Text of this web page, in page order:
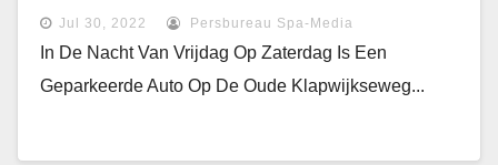
Pijnacker
Jul 30, 2022 Persbureau Spa-Media
In De Nacht Van Vrijdag Op Zaterdag Is Een
Geparkeerde Auto Op De Oude Klapwijkseweg...